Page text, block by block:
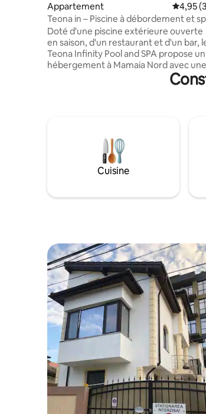
Appartement
4,95
Teona in – Piscine à débordement et
Resort
Doté d'une piscine extérieure ouverte
en saison, d'un restaurant et d'un bar,
Teona Infinity Pool and SPA propose un
hébergement à Mamaia Nord avec une
connexion Wi-Fi gratuite et une vue
la mer. Cette propriété en bord de mer
canapé-lit, d'une salle de bains, de
2 téléviseurs intelligents avec chaînes
câblées, d'un coin repas, d'une
kitchenette entièrement équipée et
clients ont accès gratuitement au
Cuisine